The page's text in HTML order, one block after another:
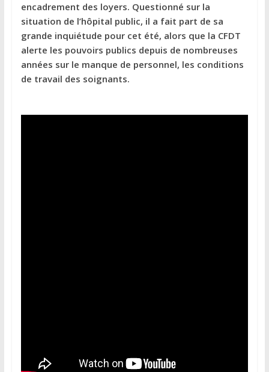
encadrement des loyers. Questionné sur la
situation de l’hôpital public, il a fait part de sa
grande inquiétude pour cet été, alors que la CFDT
alerte les pouvoirs publics depuis de nombreuses
années sur le manque de personnel, les conditions
de travail des soignants.